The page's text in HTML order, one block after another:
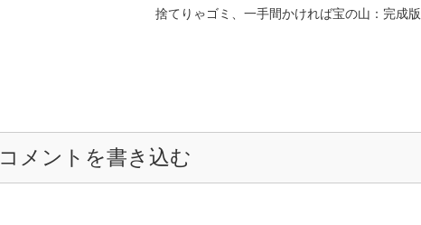
捨てりゃゴミ、一手間かければ宝の山：完成版
コメントを書き込む